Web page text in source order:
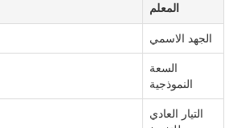
المعلم
الجهد الاسمي
السعة
النموذجية
التيار العادي